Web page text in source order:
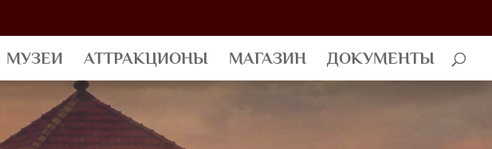
МУЗЕИ АТТРАКЦИОНЫ МАГАЗИН ДОКУМЕНТЫ